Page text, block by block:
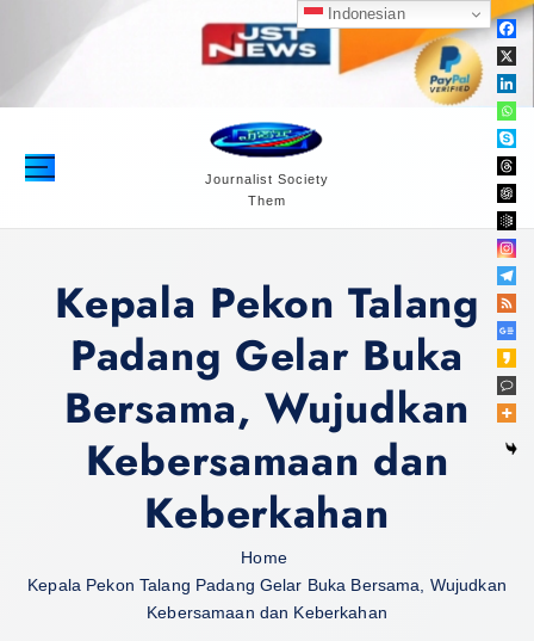
n
Journalist Society
Them
Kepala Pekon Talang
Padang Gelar Buka
Bersama, Wujudkan
Kebersamaan dan
Keberkahan
Home
Kepala Pekon Talang Padang Gelar Buka Bersama, Wujudkan
Kebersamaan dan Keberkahan
Indonesian